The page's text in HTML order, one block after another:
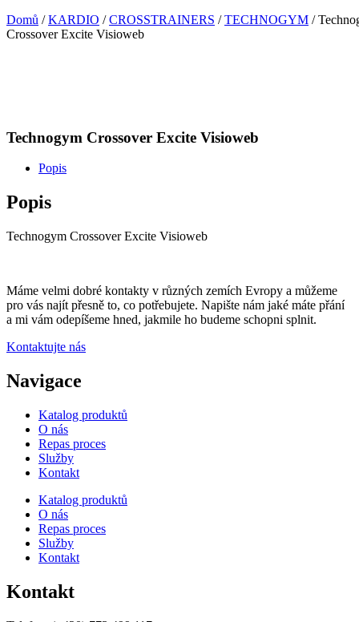
Domů /KARDIO /CROSSTRAINERS /TECHNOGYM /
Crossover Excite Visioweb
Technogym Crossover Excite Visioweb
Popis
Popis
Technogym Crossover Excite Visioweb
Máme velmi dobré kontakty v různých zemích Evropy a můžeme
pro vás najít přesně to, co potřebujete. Napište nám jaké máte přání
a mi vám odepíšeme hned, jakmile ho budeme schopni splnit.
Kontaktujte nás
Navigace
Katalog produktů
O nás
Repas proces
Služby
Kontakt
Katalog produktů
O nás
Repas proces
Služby
Kontakt
Kontakt